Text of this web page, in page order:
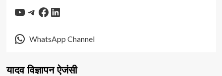
YouTube
Telegram
Facebook
LinkedIn
WhatsApp Channel
यादव विज्ञापन ऐजंसी